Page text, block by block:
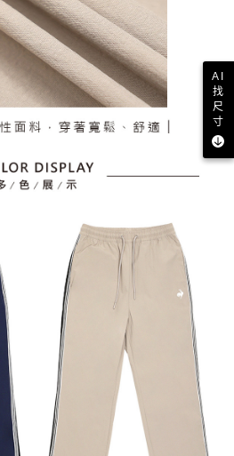
AI
找
尺
寸